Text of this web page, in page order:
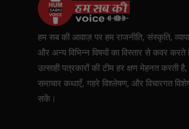
हम सब की आवाज़ पर हम राजनीति, संस्कृति,
और अन्य विभिन्न विषयों का विस्तार से कवर
उत्साही पत्रकारों की टीम हर क्षण मेहनत करती
समाचार कथाएँ, गहरे विश्लेषण, और विचारगत
सकें।